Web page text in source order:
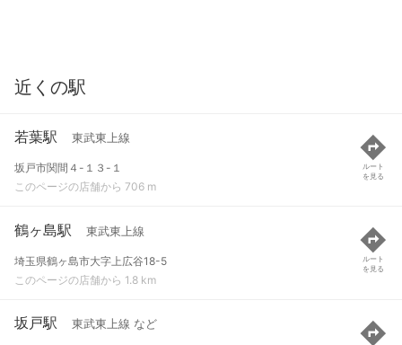
近くの駅
若葉駅 東武東上線
坂戸市関間４-１３-１
このページの店舗から 706 m
ルート
を見る
鶴ヶ島駅 東武東上線
埼玉県鶴ヶ島市大字上広谷18-5
このページの店舗から 1.8 km
ルート
を見る
坂戸駅 東武東上線 など